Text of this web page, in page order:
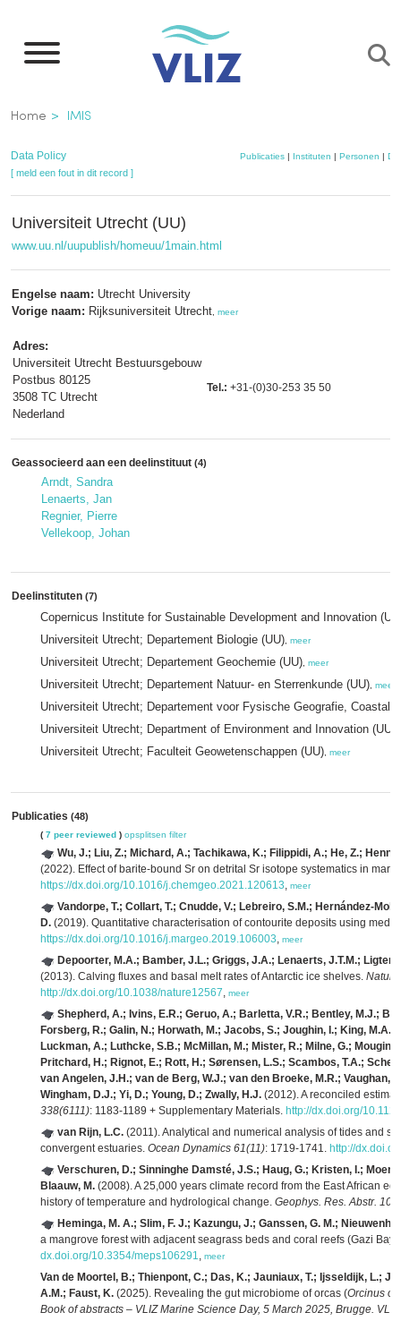
naar
inhoud
gaan
Kruimelpad
Home IMIS
Data Policy Publicaties| Instituten | Personen |
[ meld een fout in dit record ]
Universiteit Utrecht (UU)
www.uu.nl/uupublish/homeuu/1main.html
Engelse naam: Utrecht University
Vorige naam: Rijksuniversiteit Utrecht meer
Adres:
Universiteit Utrecht Bestuursgebouw
Postbus 80125
3508 TC Utrecht
Nederland
Tel.: +31-(0)30-253 35 50
Geassocieerd aan een deelinstituut (4)
Arndt, Sandra
Lenaerts, Jan
Regnier, Pierre
Vellekoop, Johan
Deelinstituten (7)
Copernicus Institute for Sustainable Development and Innovation
Universiteit Utrecht; Departement Biologie (UU) meer
Universiteit Utrecht; Departement Geochemie (UU) meer
Universiteit Utrecht; Departement Natuur- en Sterrenkunde (UU) meer
Universiteit Utrecht; Departement voor Fysische Geografie, Coastal
Universiteit Utrecht; Department of Environment and Innovation (UU)
Universiteit Utrecht; Faculteit Geowetenschappen (UU) meer
Publicaties (48)
( 7 peer reviewed ) opsplitsen filter
Wu, J.; Liu, Z.; Michard, A.; Tachikawa, K.; Filippidi, A.; He, Z.;
(2022). Effect of barite-bound Sr on detrital Sr isotope systematics in
https://dx.doi.org/10.1016/j.chemgeo.2021.120613, meer
Vandorpe, T.; Collart, T.; Cnudde, V.; Lebreiro, S.M.; Hernández-
D. (2019). Quantitative characterisation of contourite deposits using
https://dx.doi.org/10.1016/j.margeo.2019.106003, meer
Depoorter, M.A.; Bamber, J.L.; Griggs, J.A.; Lenaerts, J.T.M.;
(2013). Calving fluxes and basal melt rates of Antarctic ice shelves.
http://dx.doi.org/10.1038/nature12567, meer
Shepherd, A.; Ivins, E.R.; Geruo, A.; Barletta, V.R.; Bentley, M.J.;
Forsberg, R.; Galin, N.; Horwath, M.; Jacobs, S.; Joughin, I.; King,
Luckman, A.; Luthcke, S.B.; McMillan, M.; Mister, R.; Milne, G.;
Pritchard, H.; Rignot, E.; Rott, H.; Sørensen, L.S.; Scambos, T.A.;
van Angelen, J.H.; van de Berg, W.J.; van den Broeke, M.R.; Vaughan,
Wingham, D.J.; Yi, D.; Young, D.; Zwally, H.J. (2012). A reconciled
338(6111): 1183-1189 + Supplementary Materials. http://dx.doi.org/
van Rijn, L.C. (2011). Analytical and numerical analysis of tides and
convergent estuaries. Ocean Dynamics 61(11): 1719-1741. http://
Verschuren, D.; Sinninghe Damsté, J.S.; Haug, G.; Kristen, I.;
Blaauw, M. (2008). A 25,000 years climate record from the East African
history of temperature and hydrological change. Geophys. Res. Abstr.
Heminga, M. A.; Slim, F. J.; Kazungu, J.; Ganssen, G. M.;
a mangrove forest with adjacent seagrass beds and coral reefs (Gazi
dx.doi.org/10.3354/meps106291, meer
Van de Moortel, B.; Thienpont, C.; Das, K.; Jauniaux, T.; Ijsseldijk, L.;
A.M.; Faust, K. (2025). Revealing the gut microbiome of orcas (Orcinus
Book of abstracts – VLIZ Marine Science Day, 5 March 2025, Brugge.